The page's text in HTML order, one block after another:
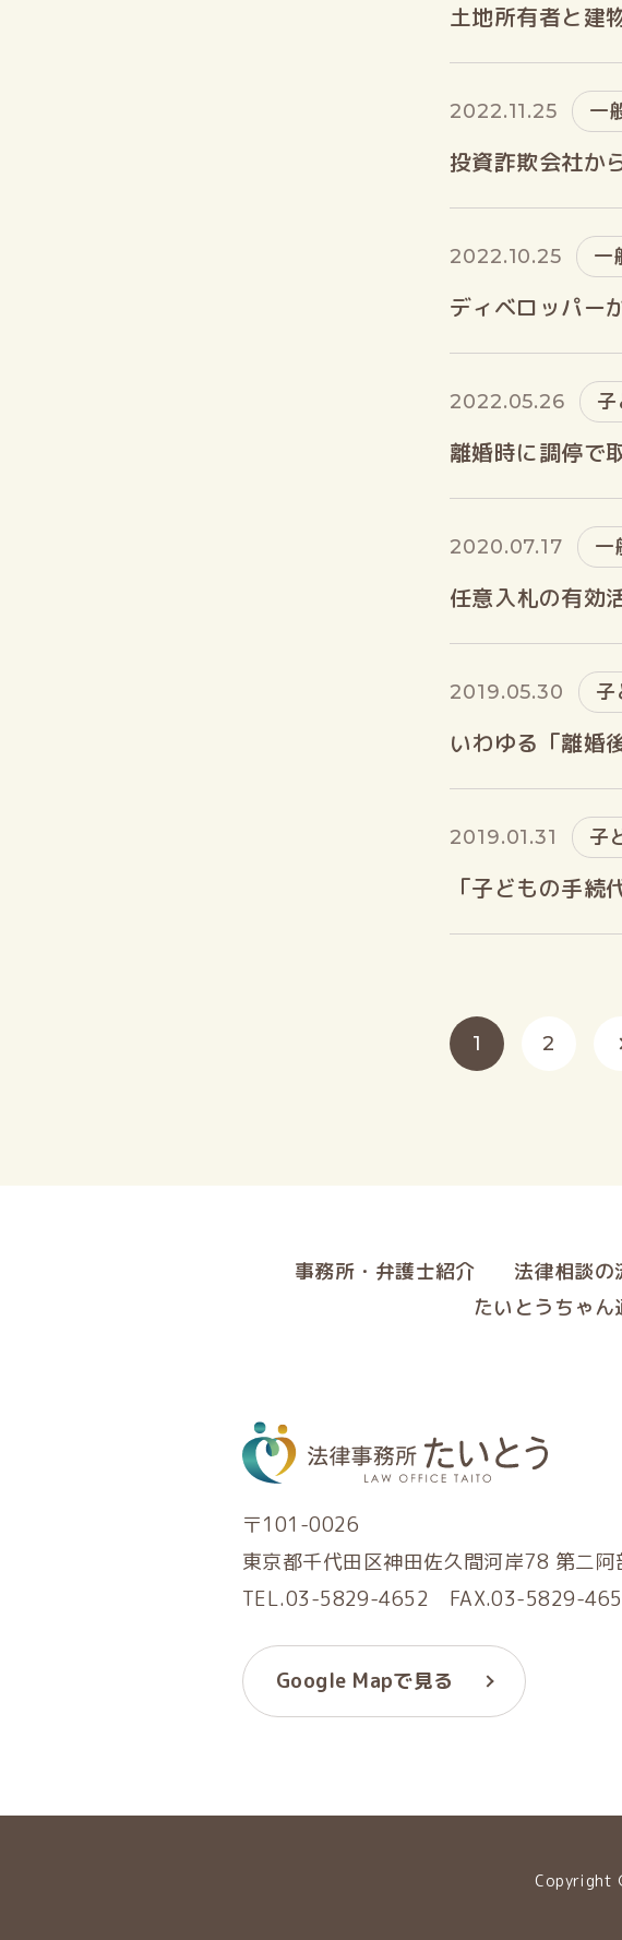
土地所有者と建
2022.11.25 一
投資詐欺会社か
2022.10.25 一
ディベロッパー
2022.05.26
離婚時に調停で
2020.07.17 一
任意入札の有効
2019.05.30 子
いわゆる「離婚
2019.01.31 子
「子どもの手
1 2
事務所・弁護士紹介 法律相談の
たいとうちゃん
〒101-0026
東京都千代田区神田佐久間河岸78 第二阿
TEL.03-5829-4652 FAX.03-5829-
Google Mapで見る
Copyright